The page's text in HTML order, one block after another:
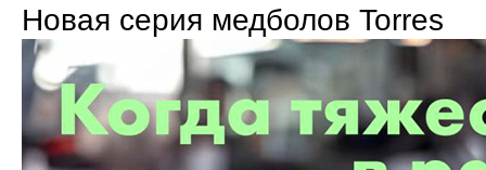
Новая серия медболов Torres